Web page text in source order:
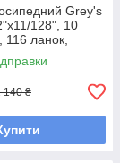
Grey's
128", 10
116 ланок,
замком
140 ₴